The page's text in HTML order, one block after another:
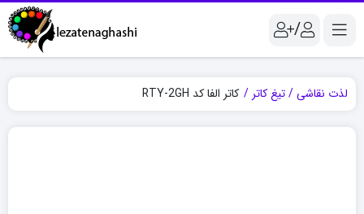
/
لذت نقاشی تیغ کاتر کاتر الفا کد RTY-2GH